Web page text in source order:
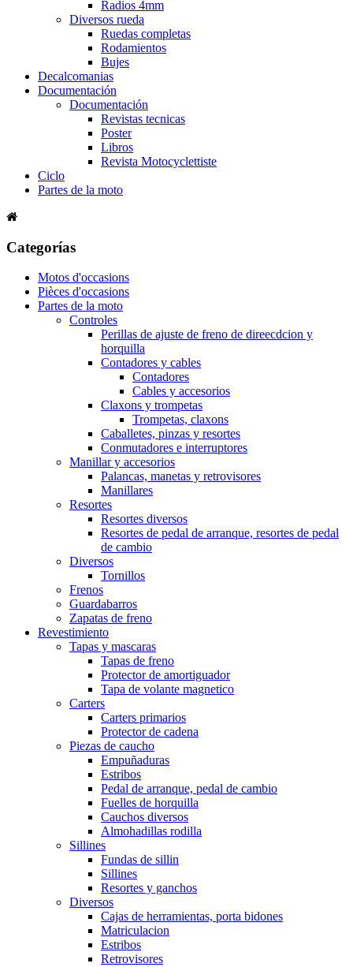
Radios 4mm
Diversos rueda
Ruedas completas
Rodamientos
Bujes
Decalcomanias
Documentación
Documentación
Revistas tecnicas
Poster
Libros
Revista Motocyclettiste
Ciclo
Partes de la moto
Categorías
Motos d'occasions
Pièces d'occasions
Partes de la moto
Controles
Perillas de ajuste de freno de direecdcion y
horquilla
Contadores y cables
Contadores
Cables y accesorios
Claxons y trompetas
Trompetas, claxons
Caballetes, pinzas y resortes
Conmutadores e interruptores
Manillar y accesorios
Palancas, manetas y retrovisores
Manillares
Resortes
Resortes diversos
Resortes de pedal de arranque, resortes de pedal
de cambio
Diversos
Tornillos
Frenos
Guardabarros
Zapatas de freno
Revestimiento
Tapas y mascaras
Tapas de freno
Protector de amortiguador
Tapa de volante magnetico
Carters
Carters primarios
Protector de cadena
Piezas de caucho
Empuñaduras
Estribos
Pedal de arranque, pedal de cambio
Fuelles de horquilla
Cauchos diversos
Almohadillas rodilla
Sillines
Fundas de sillin
Sillines
Resortes y ganchos
Diversos
Cajas de herramientas, porta bidones
Matriculacion
Estribos
Retrovisores